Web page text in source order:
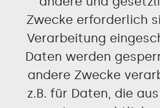
Zwecke erforderlich
Verarbeitung
Daten werden
andere Zwecke
z.B. für Daten, die